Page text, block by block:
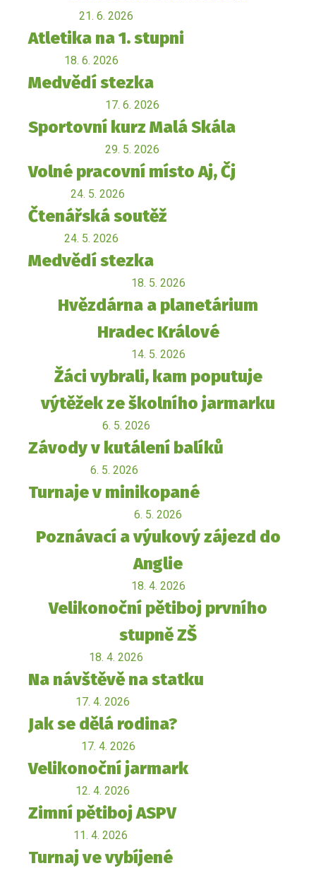
21. 6. 2026
Atletika na 1. stupni
18. 6. 2026
Medvědí stezka
17. 6. 2026
Sportovní kurz Malá Skála
29. 5. 2026
Volné pracovní místo Aj, Čj
24. 5. 2026
Čtenářská soutěž
24. 5. 2026
Medvědí stezka
18. 5. 2026
Hvězdárna a planetárium
Hradec Králové
14. 5. 2026
Žáci vybrali, kam poputuje
výtěžek ze školního jarmarku
6. 5. 2026
Závody v kutálení balíků
6. 5. 2026
Turnaje v minikopané
6. 5. 2026
Poznávací a výukový zájezd do
Anglie
18. 4. 2026
Velikonoční pětiboj prvního
stupně ZŠ
18. 4. 2026
Na návštěvě na statku
17. 4. 2026
Jak se dělá rodina?
17. 4. 2026
Velikonoční jarmark
12. 4. 2026
Zimní pětiboj ASPV
11. 4. 2026
Turnaj ve vybíjené